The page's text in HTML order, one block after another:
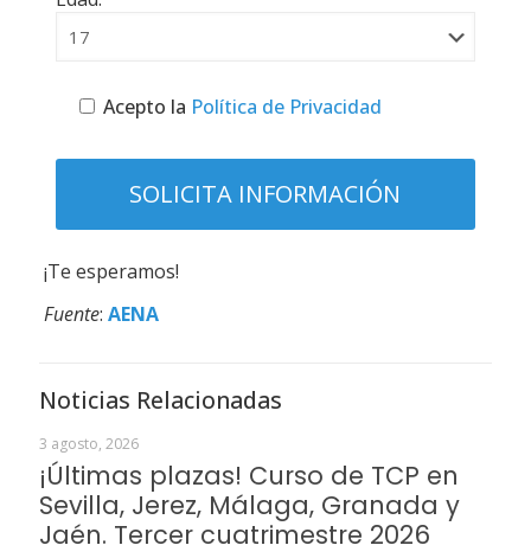
Acepto la Política de Privacidad
¡Te esperamos!
Fuente: AENA
Noticias Relacionadas
3 agosto, 2026
¡Últimas plazas! Curso de TCP en
Sevilla, Jerez, Málaga, Granada y
Jaén. Tercer cuatrimestre 2026